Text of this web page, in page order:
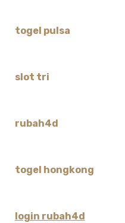
togel pulsa
slot tri
rubah4d
togel hongkong
login rubah4d